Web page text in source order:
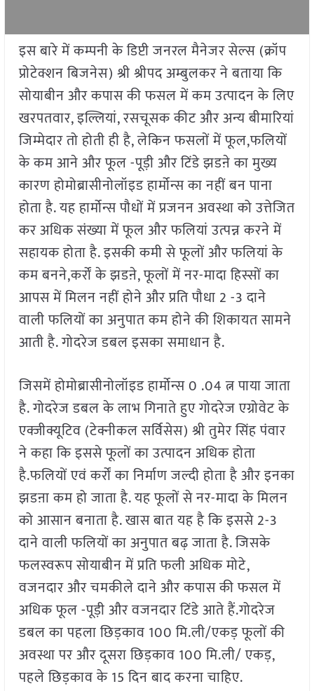
इस बारे में कम्पनी के डिप्टी जनरल मैनेजर सेल्स (क्रॉप
प्रोटेक्शन बिजनेस) श्री श्रीपद अम्बुलकर ने बताया कि
सोयाबीन और कपास की फसल में कम उत्पादन के लिए
खरपतवार, इल्लियां, रसचूसक कीट और अन्य बीमारियां
जिम्मेदार तो होती ही है, लेकिन फसलों में फूल,फलियों
के कम आने और फूल -पूड़ी और टिंडे झडऩे का मुख्य
कारण होमोब्रासीनोलॉइड हार्मोन्स का नहीं बन पाना
होता है. यह हार्मोन्स पौधों में प्रजनन अवस्था को उत्तेजित
कर अधिक संख्या में फूल और फलियां उत्पन्न करने में
सहायक होता है. इसकी कमी से फूलों और फलियां के
कम बनने,कर्रों के झडऩे, फूलों में नर-मादा हिस्सों का
आपस में मिलन नहीं होने और प्रति पौधा 2 -3 दाने
वाली फलियों का अनुपात कम होने की शिकायत सामने
आती है. गोदरेज डबल इसका समाधान है.
जिसमें होमोब्रासीनोलॉइड हार्मोन्स 0 .04 त्न पाया जाता
है. गोदरेज डबल के लाभ गिनाते हुए गोदरेज एग्रोवेट के
एक्जीक्यूटिव (टेक्नीकल सर्विसेस) श्री तुमेर सिंह पंवार
ने कहा कि इससे फूलों का उत्पादन अधिक होता
है.फलियों एवं कर्रों का निर्माण जल्दी होता है और इनका
झडऩा कम हो जाता है. यह फूलों से नर-मादा के मिलन
को आसान बनाता है. खास बात यह है कि इससे 2-3
दाने वाली फलियों का अनुपात बढ़ जाता है. जिसके
फलस्वरूप सोयाबीन में प्रति फली अधिक मोटे,
वजनदार और चमकीले दाने और कपास की फसल में
अधिक फूल -पूड़ी और वजनदार टिंडे आते हैं.गोदरेज
डबल का पहला छिड़काव 100 मि.ली/एकड़ फूलों की
अवस्था पर और दूसरा छिड़काव 100 मि.ली/ एकड़,
पहले छिड़काव के 15 दिन बाद करना चाहिए.